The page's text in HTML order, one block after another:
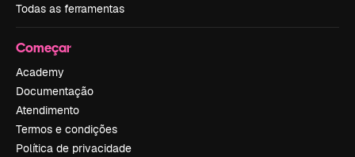
Todas as ferramentas
Começar
Academy
Documentação
Atendimento
Termos e condições
Política de privacidade